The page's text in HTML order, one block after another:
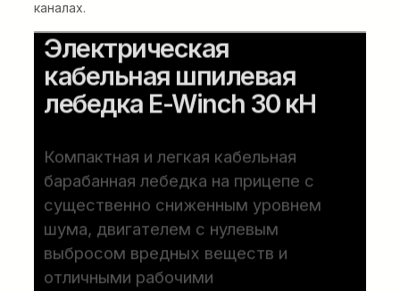
каналах.
Электрическая
кабельная шпилевая
лебедка E-Winch 30 кН
существенно сниженным уровнем
шума, двигателем с нулевым
выбросом вредных веществ и
отличными рабочими